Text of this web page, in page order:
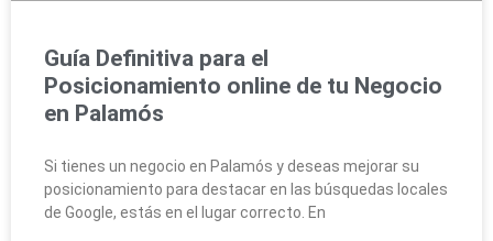
Guía Definitiva para el
Posicionamiento online de tu Negocio
en Palamós
Si tienes un negocio en Palamós y deseas mejorar su
posicionamiento para destacar en las búsquedas locales
de Google, estás en el lugar correcto. En